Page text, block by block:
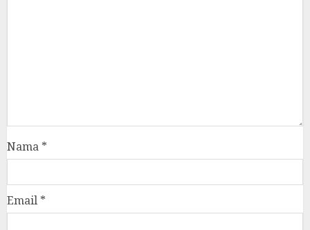
Nama *
Email *